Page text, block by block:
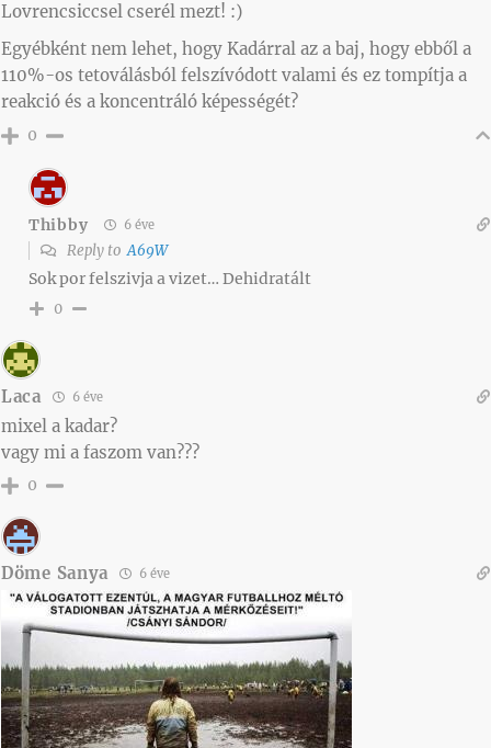
Lovrencsiccsel cserél mezt! :)
Egyébként nem lehet, hogy Kadárral az a baj, hogy ebből a
110%-os tetoválásból felszívódott valami és ez tompítja a
reakció és a koncentráló képességét?
0
Thibby 6 éve
Reply toA69W
Sok por felszivja a vizet… Dehidratált
0
Laca 6 éve
mixel a kadar?
vagy mi a faszom van???
0
Döme Sanya 6 éve